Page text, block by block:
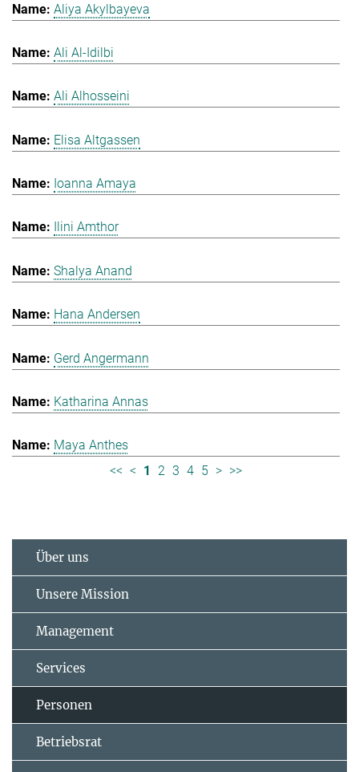
Aliya Akylbayeva
Ali Al-Idilbi
Ali Alhosseini
Elisa Altgassen
Ioanna Amaya
Ilini Amthor
Shalya Anand
Hana Andersen
Gerd Angermann
Katharina Annas
Maya Anthes
<< < 1 2 3 4 5 > >>
Über uns
Unsere Mission
Management
Services
Personen
Betriebsrat